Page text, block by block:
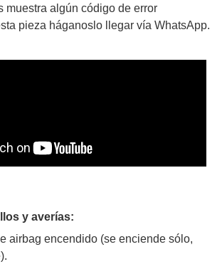
muestra algún código de error
pieza háganoslo llegar vía WhatsApp.
y averías:
airbag encendido (se enciende sólo,